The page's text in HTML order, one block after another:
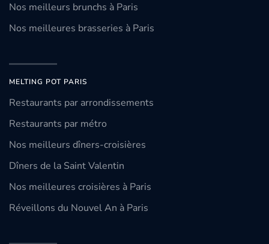
Nos meilleurs brunchs à Paris
Nos meilleures brasseries à Paris
MELTING POT PARIS
Restaurants par arrondissements
Restaurants par métro
Nos meilleurs dîners-croisières
Dîners de la Saint Valentin
Nos meilleures croisières à Paris
Réveillons du Nouvel An à Paris